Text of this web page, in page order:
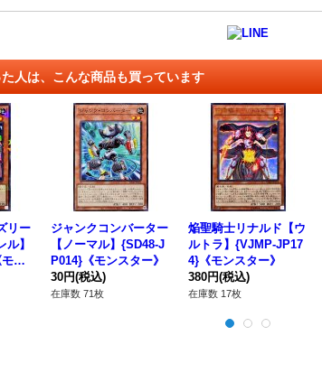
人は、こんな商品も買っています
リー
ル】
ン
ジャンクコンバーター
【ノーマル】{SD48-J
P014}《モンスター》
30円(税込)
在庫数 71枚
焔聖騎士リナルド【ウ
ルトラ】{VJMP-JP17
4}《モンスター》
380円(税込)
在庫数 17枚